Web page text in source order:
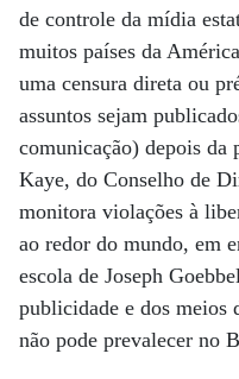
de controle da mídia
muitos países da
uma censura direta ou
assuntos sejam
comunicação) depois
Kaye, do Conselho de
monitora violações à
ao redor do mundo, em
escola de Joseph
publicidade e dos meios
não pode prevalecer no